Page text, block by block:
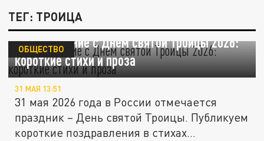
ТЕГ: ТРОИЦА
Поздравление с Днём святой Троицы 2026:
короткие стихи и проза
ОБЩЕСТВО
31 МАЯ 13:51
31 мая 2026 года в России отмечается
праздник – День святой Троицы. Публикуем
короткие поздравления в стихах...